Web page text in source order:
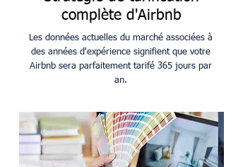
complète d'Airbnb
Les données actuelles du marché associées à
des années d'expérience signifient que votre
Airbnb sera parfaitement tarifé 365 jours par
an.